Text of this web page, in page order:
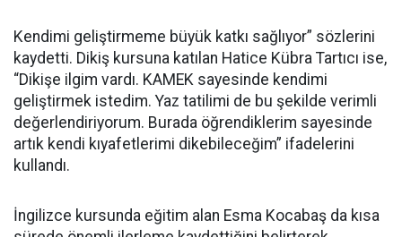
Kendimi geliştirmeme büyük katkı sağlıyor” sözlerini
kaydetti. Dikiş kursuna katılan Hatice Kübra Tartıcı ise,
“Dikişe ilgim vardı. KAMEK sayesinde kendimi
geliştirmek istedim. Yaz tatilimi de bu şekilde verimli
değerlendiriyorum. Burada öğrendiklerim sayesinde
artık kendi kıyafetlerimi dikebileceğim” ifadelerini
kullandı.
İngilizce kursunda eğitim alan Esma Kocabaş da kısa